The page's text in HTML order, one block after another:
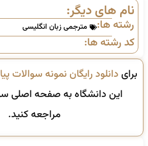
نام های دیگر:
رشته ها: مترجمی زبان انگلیسی
کد رشته ها:
برای دانلود رایگان نمونه سوالات
این دانشگاه به صفحه اصلی
مراجعه کنید.